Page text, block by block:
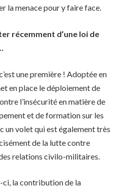
la menace pour y faire face.
récemment d’une loi de
une première ! Adoptée en
en place le déploiement de
l’insécurité en matière de
et de formation sur les
un volet qui est également très
de la lutte contre
relations civilo-militaires.
ci, la contribution de la